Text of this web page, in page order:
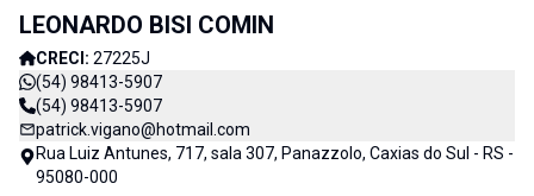
LEONARDO BISI COMIN
CRECI: 27225J
(54) 98413-5907
(54) 98413-5907
patrick.vigano@hotmail.com
Rua Luiz Antunes, 717, sala 307, Panazzolo, Caxias do Sul - RS -
95080-000